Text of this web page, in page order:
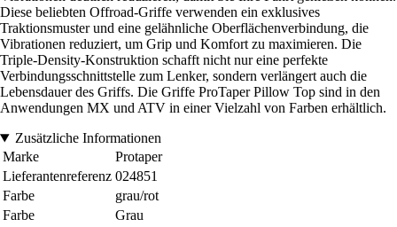
Diese beliebten Offroad-Griffe verwenden ein exklusives
Traktionsmuster und eine gelähnliche Oberflächenverbindung, die
Vibrationen reduziert, um Grip und Komfort zu maximieren. Die
Triple-Density-Konstruktion schafft nicht nur eine perfekte
Verbindungsschnittstelle zum Lenker, sondern verlängert auch die
Lebensdauer des Griffs. Die Griffe ProTaper Pillow Top sind in den
Anwendungen MX und ATV in einer Vielzahl von Farben erhältlich.
Zusätzliche Informationen
Marke
Protaper
Lieferantenreferenz 024851
Farbe
grau/rot
Farbe
Grau